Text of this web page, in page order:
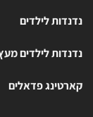
נדנדות לילדים
נדנדות לילדים מעץ
קארטינג פדאלים